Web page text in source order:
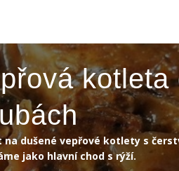
kotleta
na dušené vepřové kotlety s
jako hlavní chod s rýží.